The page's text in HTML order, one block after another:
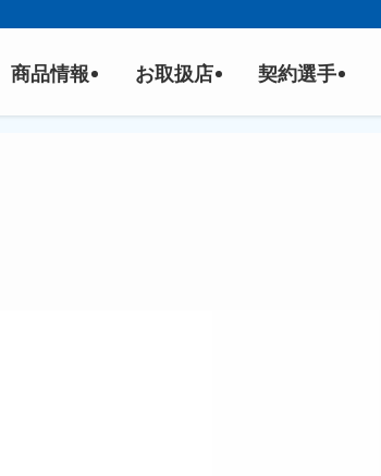
商品情報 お取扱店 契約選手